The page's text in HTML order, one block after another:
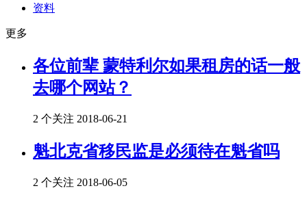
资料
更多
各位前辈 蒙特利尔如果租房的话一般
去哪个网站？
2 个关注 2018-06-21
魁北克省移民监是必须待在魁省吗
2 个关注 2018-06-05